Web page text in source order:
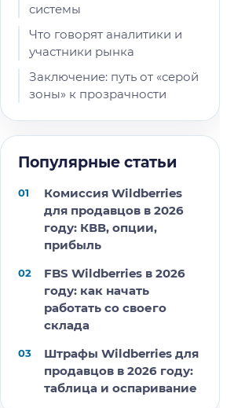
системы
Что говорят аналитики и
участники рынка
Заключение: путь от «серой
зоны» к прозрачности
Популярные статьи
Комиссия Wildberries
для продавцов в 2026
году: КВВ, опции,
прибыль
FBS Wildberries в 2026
году: как начать
работать со своего
склада
Штрафы Wildberries для
продавцов в 2026 году:
таблица и оспаривание